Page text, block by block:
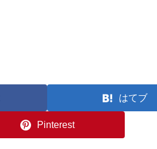
はてブ
Pinterest